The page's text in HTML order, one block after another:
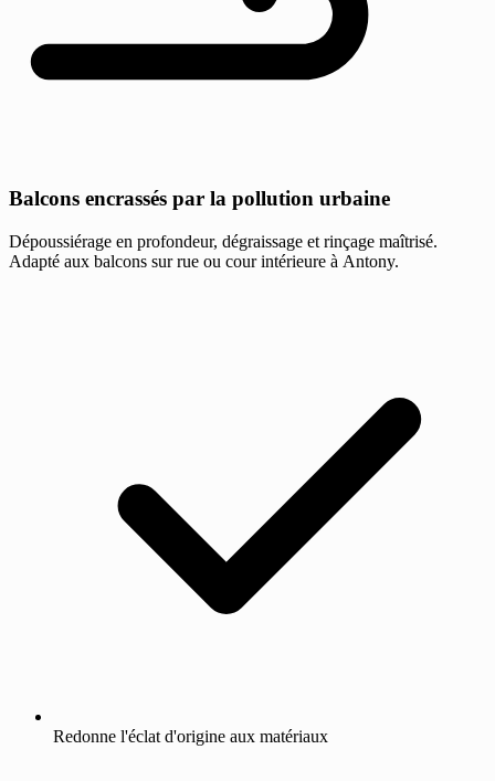
Balcons encrassés par la pollution urbaine
Dépoussiérage en profondeur, dégraissage et rinçage maîtrisé.
Adapté aux balcons sur rue ou cour intérieure à Antony.
Redonne l'éclat d'origine aux matériaux